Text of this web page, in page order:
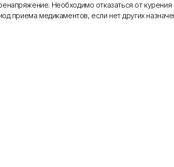
Необходимо отказаться от курения
приема медикаментов, если нет других